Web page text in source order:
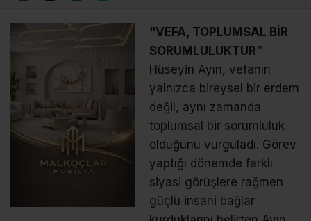
“VEFA, TOPLUMSAL BİR
SORUMLULUKTUR”
Hüseyin Ayın, vefanın
yalnızca bireysel bir erdem
değil, aynı zamanda
toplumsal bir sorumluluk
olduğunu vurguladı. Görev
yaptığı dönemde farklı
siyasi görüşlere rağmen
güçlü insani bağlar